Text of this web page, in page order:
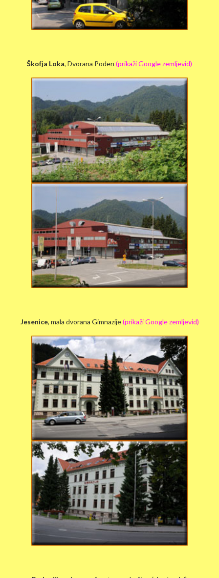
Škofja Loka, Dvorana Poden (prikaži Google zemljevid)
Jesenice, mala dvorana Gimnazije(prikaži Google zemljevid)